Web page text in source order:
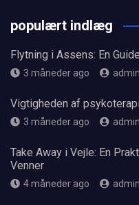
populært indlæg
Flytning i Assens: En
3 måneder ago admin
Vigtigheden af
3 måneder ago admin
Take Away i Vejle: En
Venner
4 måneder ago admin